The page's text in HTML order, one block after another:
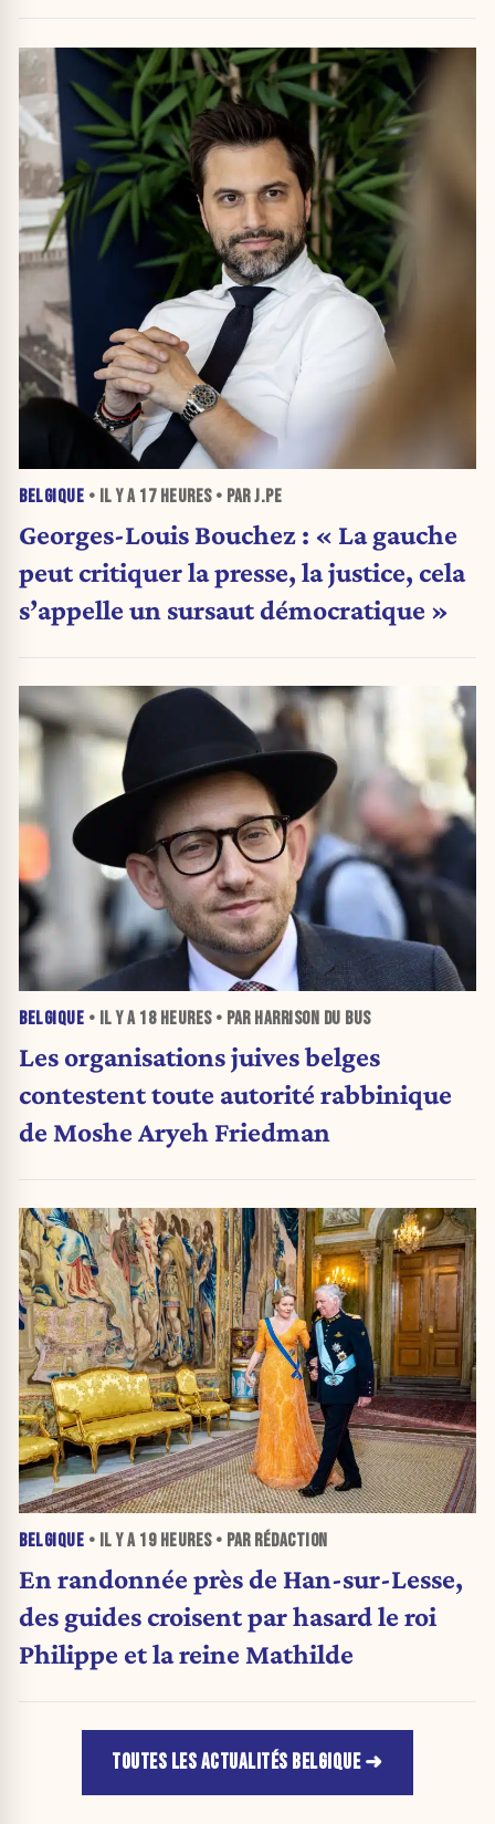
BELGIQUE • IL Y A 17 HEURES• PAR J.PE
Georges-Louis Bouchez : « La gauche
peut critiquer la presse, la justice, cela
s’appelle un sursaut démocratique »
BELGIQUE • IL Y A 18 HEURES• PAR HARRISON DU BUS
Les organisations juives belges
contestent toute autorité rabbinique
de Moshe Aryeh Friedman
BELGIQUE • IL Y A 19 HEURES• PAR RÉDACTION
En randonnée près de Han-sur-Lesse,
des guides croisent par hasard le roi
Philippe et la reine Mathilde
TOUTES LES ACTUALITÉS BELGIQUE